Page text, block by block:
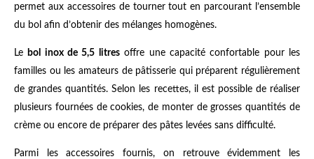
permet aux accessoires de tourner tout en parcourant l’ensemble
du bol afin d’obtenir des mélanges homogènes.
Le bol inox de 5,5 litresoffre une capacité confortable pour les
familles ou les amateurs de pâtisserie qui préparent régulièrement
de grandes quantités. Selon les recettes, il est possible de réaliser
plusieurs fournées de cookies, de monter de grosses quantités de
crème ou encore de préparer des pâtes levées sans difficulté.
Parmi les accessoires fournis, on retrouve évidemment les